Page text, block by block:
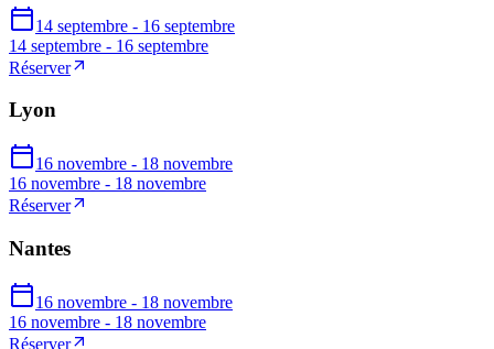
14 septembre - 16 septembre
14 septembre - 16 septembre
Réserver
Lyon
16 novembre - 18 novembre
16 novembre - 18 novembre
Réserver
Nantes
16 novembre - 18 novembre
16 novembre - 18 novembre
Réserver